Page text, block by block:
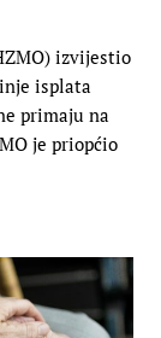
izvijestio
isplata
primaju na
je priopćio